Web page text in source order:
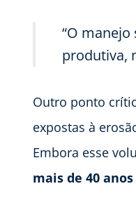
“O
produtiva,
Outro ponto
expostas à
Embora esse
mais de 40 anos